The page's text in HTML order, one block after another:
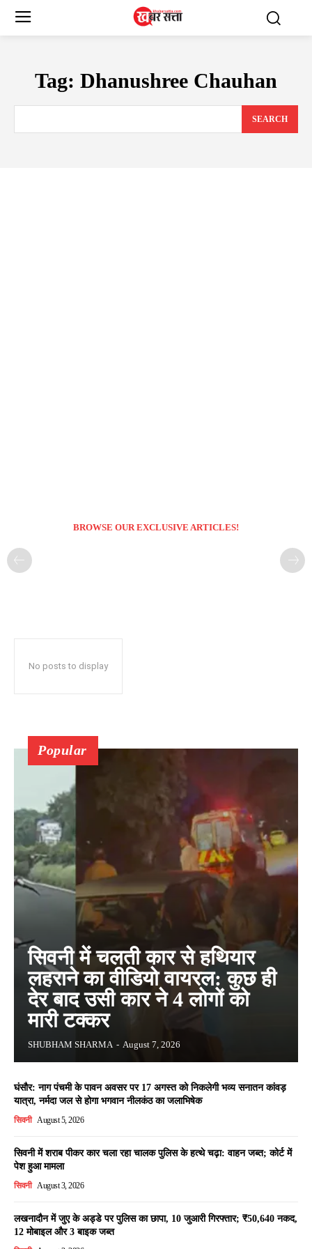
Tag: Dhanushree Chauhan
SEARCH
BROWSE OUR EXCLUSIVE ARTICLES!
No posts to display
Popular
सिवनी में चलती कार से हथियार
लहराने का वीडियो वायरल: कुछ ही
देर बाद उसी कार ने 4 लोगों को
मारी टक्कर
SHUBHAM SHARMA - August 7, 2026
घंसौर: नाग पंचमी के पावन अवसर पर 17 अगस्त को निकलेगी भव्य सनातन कांवड़
यात्रा, नर्मदा जल से होगा भगवान नीलकंठ का जलाभिषेक
सिवनी August 5, 2026
सिवनी में शराब पीकर कार चला रहा चालक पुलिस के हत्थे चढ़ा: वाहन जब्त; कोर्ट में
पेश हुआ मामला
सिवनी August 3, 2026
लखनादौन में जुए के अड्डे पर पुलिस का छापा, 10 जुआरी गिरफ्तार; ₹50,640 नकद,
12 मोबाइल और 3 बाइक जब्त